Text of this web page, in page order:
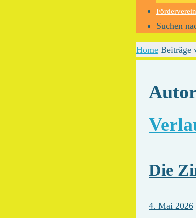
Förderverein
Suchen
Home Beiträge
Die
4. Mai 2026